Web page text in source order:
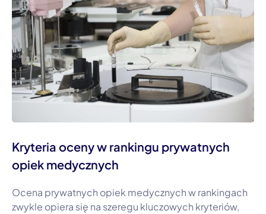
Kryteria oceny w rankingu prywatnych
opiek medycznych
Ocena prywatnych opiek medycznych w rankingach
zwykle opiera się na szeregu kluczowych kryteriów,